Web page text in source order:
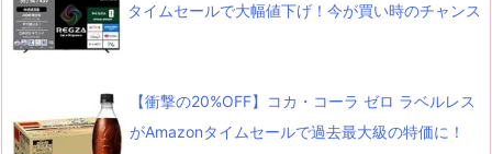
タイムセールで大幅値下げ！今が買い時のチャンス
【衝撃の20%OFF】コカ・コーラ ゼロ ラベルレス
がAmazonタイムセールで過去最大級の特価に！